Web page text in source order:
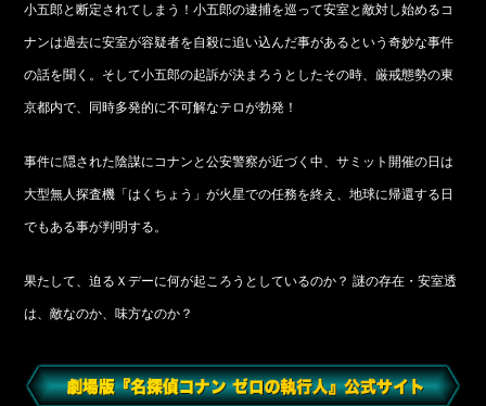
小五郎と断定されてしまう！小五郎の逮捕を巡って安室と敵対し始めるコ
ナンは過去に安室が容疑者を自殺に追い込んだ事があるという奇妙な事件
の話を聞く。そして小五郎の起訴が決まろうとしたその時、厳戒態勢の東
京都内で、同時多発的に不可解なテロが勃発！
事件に隠された陰謀にコナンと公安警察が近づく中、サミット開催の日は
大型無人探査機「はくちょう」が火星での任務を終え、地球に帰還する日
でもある事が判明する。
果たして、迫るＸデーに何が起ころうとしているのか？ 謎の存在・安室透
は、敵なのか、味方なのか？